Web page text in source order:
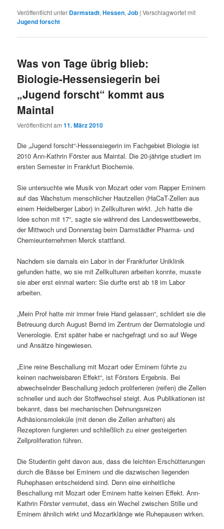
Veröffentlicht unter Darmstadt,Hessen,Job |Verschlagwortet mit
Jugend forscht
Was von Tage übrig blieb:
Biologie-Hessensiegerin bei
„Jugend forscht“ kommt aus
Maintal
Veröffentlicht am11. März 2010
Die „Jugend forscht“-Hessensiegerin im Fachgebiet Biologie ist
2010 Ann-Kathrin Förster aus Maintal. Die 20-jährige studiert im
ersten Semester in Frankfurt Biochemie.
Sie untersuchte wie Musik von Mozart oder vom Rapper Eminem
auf das Wachstum menschlicher Hautzellen (HaCaT-Zellen aus
einem Heidelberger Labor) in Zellkulturen wirkt. „Ich hatte die
Idee schon mit 17“, sagte sie während des Landeswettbewerbs,
der Mittwoch und Donnerstag beim Darmstädter Pharma- und
Chemieunternehmen Merck stattfand.
Nachdem sie damals ein Labor in der Frankfurter Uniklinik
gefunden hatte, wo sie mit Zellkulturen arbeiten konnte, musste
sie aber erst einmal warten: Sie durfte erst ab 18 im Labor
arbeiten.
„Mein Prof hatte mir immer freie Hand gelassen“, schildert sie die
Betreuung durch August Bernd im Zentrum der Dermatologie und
Venerologie. Erst später habe er nachgefragt und so auf Wege
und Ansätze hingewiesen.
„Eine reine Beschallung mit Mozart oder Eminem führte zu
keinen nachweisbaren Effekt“, ist Försters Ergebnis. Bei
abwechselnder Beschallung jedoch proliferieren (reifen) die Zellen
schneller und auch der Stoffwechsel steigt. Aus Publikationen ist
bekannt, dass bei mechanischen Dehnungsreizen
Adhäsionsmoleküle (mit denen die Zellen anhaften) als
Rezeptoren fungieren und schließlich zu einer gesteigerten
Zellproliferation führen.
Die Studentin geht davon aus, dass die leichten Erschütterungen
durch die Bässe bei Eminem und die dazwischen liegenden
Ruhephasen entscheidend sind. Denn eine einheitliche
Beschallung mit Mozart oder Eminem hatte keinen Effekt. Ann-
Kathrin Förster vermutet, dass ein Wechel zwischen Stille und
Eminem ähnlich wirkt und Mozartklänge wie Ruhepausen wirken.